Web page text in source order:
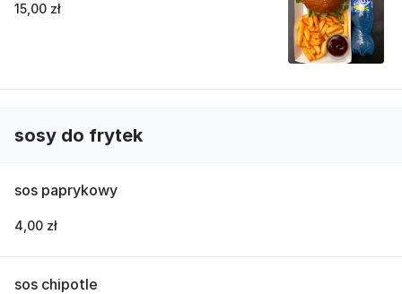
15,00 zł
sosy do frytek
sos paprykowy
4,00 zł
sos chipotle